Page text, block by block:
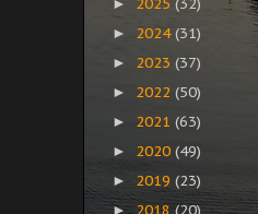
►
► 2024(31)
► 2023 (37)
► 2022 (50)
► 2021 (63)
► 2020 (49)
► 2019 (23)
►2018 (20)